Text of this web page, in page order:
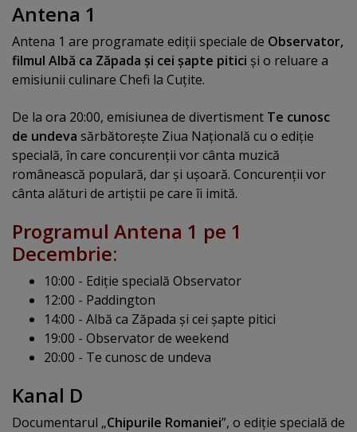
Antena 1
Antena 1 are programate ediţii speciale de Observator,
filmul Albă ca Zăpada şi cei şapte pitici şi o reluare a
emisiunii culinare Chefi la Cuţite.
De la ora 20:00, emisiunea de divertisment Te cunosc
de undeva sărbătoreşte Ziua Naţională cu o ediţie
specială, în care concurenţii vor cânta muzică
românească populară, dar şi uşoară. Concurenţii vor
cânta alături de artiştii pe care îi imită.
Programul Antena 1 pe 1
Decembrie:
10:00 - Ediţie specială Observator
12:00 - Paddington
14:00 - Albă ca Zăpada şi cei şapte pitici
19:00 - Observator de weekend
20:00 - Te cunosc de undeva
Kanal D
Documentarul „Chipurile Romaniei”, o ediţie specială de